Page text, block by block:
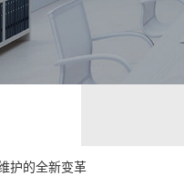
护的全新变革